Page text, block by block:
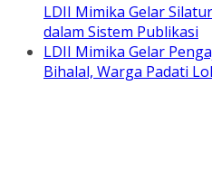
LDII Mimika Gelar
dalam Sistem Publikasi
LDII Mimika Gelar
Bihalal, Warga Padati